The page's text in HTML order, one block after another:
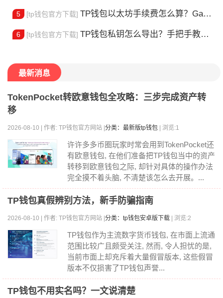
5 [tp钱包官方下载] TP钱包以太坊手续费怎么算？Gas 费省钱全攻略
6 [tp钱包官方下载] TP钱包私钥怎么导出？手把手教你安全备份助记词
最新消息
TokenPocket转欧意钱包全攻略：三步完成资产转
移
2026-08-10 | 作者: TP钱包官方网站 | 分类：最新版tp钱包 | 浏览:1
许许多多币圈玩家时常会用到TokenPocket还
有欧意钱包, 在他们准备把TP钱包当中的资产
转移到欧意钱包之际, 却针对具体的操作办法
完全摸不着头脑, 不清楚该怎么去开展。...
TP钱包真假辨别方法，新手防骗指南
2026-08-10 | 作者: TP钱包官方网站 | 分类：tp钱包安卓版下载 | 浏览:2
TP钱包作为主流数字货币钱包, 在市面上流通
范围比较广且颇受关注, 然而, 令人担忧的是,
当前市面上却充斥着大量假冒版本, 这些假冒
版本不仅损害了TP钱包声誉...
TP钱包不用实名吗？一文说清楚